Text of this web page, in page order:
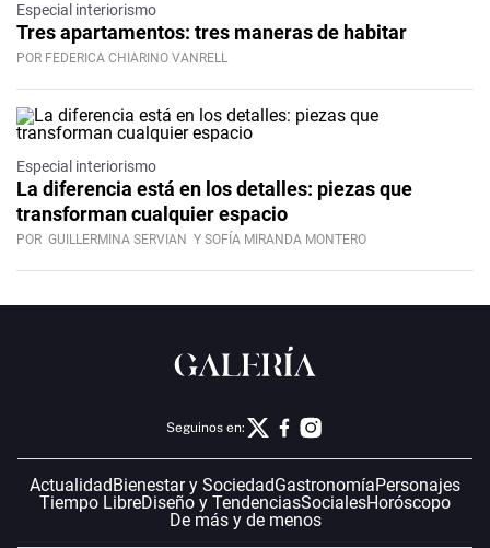
Especial interiorismo
Tres apartamentos: tres maneras de habitar
POR FEDERICA CHIARINO VANRELL
Especial interiorismo
La diferencia está en los detalles: piezas que
transforman cualquier espacio
POR GUILLERMINA SERVIAN Y SOFÍA MIRANDA MONTERO
Seguinos en:
Actualidad Bienestar y SociedadGastronomíaPersonajes
Tiempo LibreDiseño y TendenciasSocialesHoróscopo
De más y de menos